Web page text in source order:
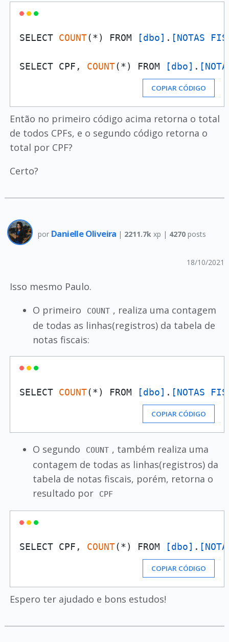
SELECT COUNT(*) FROM [dbo] . [NOTAS
SELECT CPF, COUNT(*) FROM [dbo] .
COPIAR CÓDIGO
Então no primeiro código acima retorna o total
de todos CPFs, e o segundo código retorna o
total por CPF?
Certo?
por Danielle Oliveira | 2211.7k xp | 4270 posts
18/10/2021
Isso mesmo Paulo.
O primeiro
COUNT , realiza uma contagem
de todas as linhas(registros) da tabela de
notas fiscais:
SELECT COUNT(*) FROM [dbo] . [NOTAS
COPIAR CÓDIGO
O segundo COUNT , também realiza uma
contagem de todas as linhas(registros) da
tabela de notas fiscais, porém, retorna o
resultado por
CPF
SELECT CPF, COUNT(*) FROM [dbo] .
COPIAR CÓDIGO
Espero ter ajudado e bons estudos!